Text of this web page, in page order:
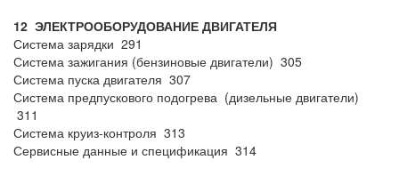
12 ЭЛЕКТРООБОРУДОВАНИЕ ДВИГАТЕЛЯ
Система зарядки 291
Система зажигания (бензиновые двигатели) 305
Система пуска двигателя 307
Система предпускового подогрева (дизельные двигатели)
311
Система круиз-контроля 313
Сервисные данные и спецификация 314